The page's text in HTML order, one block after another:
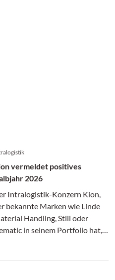
vermeldet positives
2026
Intralogistik-Konzern Kion,
bekannte Marken wie Linde
Handling, Still oder
in seinem Portfolio hat,